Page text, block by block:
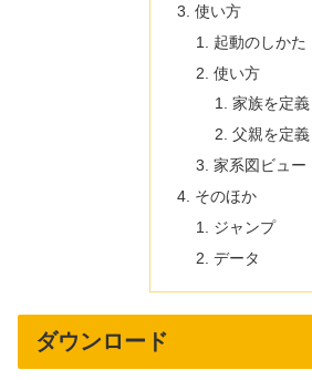
使い方
起動のしかた
使い方
家族を定義
父親を定義
家系図ビュー
そのほか
ジャンプ
データ
ダウンロード